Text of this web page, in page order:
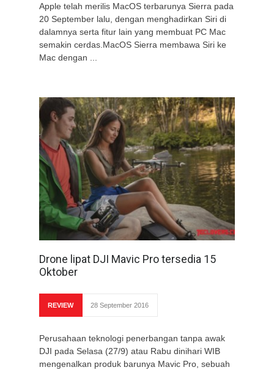
Apple telah merilis MacOS terbarunya Sierra pada
20 September lalu, dengan menghadirkan Siri di
dalamnya serta fitur lain yang membuat PC Mac
semakin cerdas.MacOS Sierra membawa Siri ke
Mac dengan ...
Drone lipat DJI Mavic Pro tersedia 15
Oktober
REVIEW 28 September 2016
Perusahaan teknologi penerbangan tanpa awak
DJI pada Selasa (27/9) atau Rabu dinihari WIB
mengenalkan produk barunya Mavic Pro, sebuah